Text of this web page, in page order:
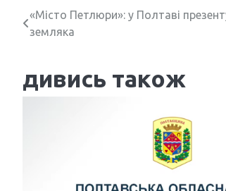
Н
і
«Місто Петлюри»: у Полтаві
земляка
дивись також